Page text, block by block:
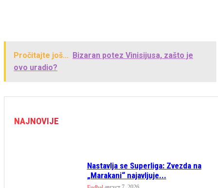
Pročitajte još... Bizaran potez Vinisijusa, zašto je
ovo uradio?
NAJNOVIJE
Nastavlja se Superliga: Zvezda na
„Marakani“ najavljuje...